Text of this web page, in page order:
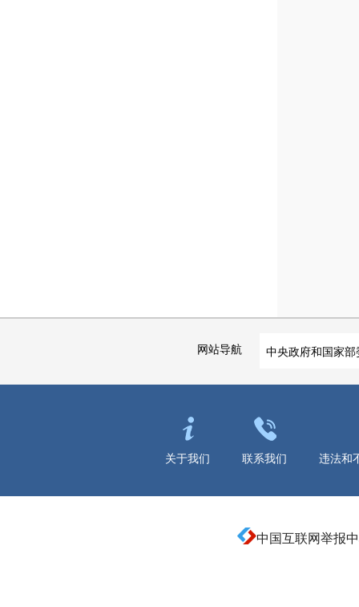
网站导航 中央政府和国家部
关于我们 联系我们 违法和
中国互联网举报